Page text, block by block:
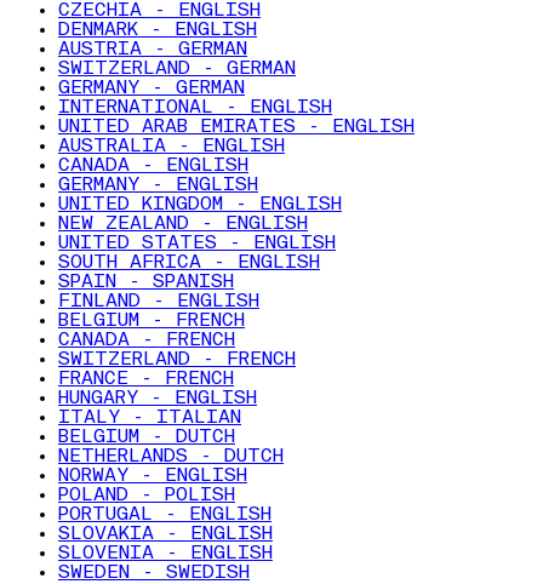
CZECHIA - ENGLISH
DENMARK - ENGLISH
AUSTRIA - GERMAN
SWITZERLAND - GERMAN
GERMANY - GERMAN
INTERNATIONAL - ENGLISH
UNITED ARAB EMIRATES - ENGLISH
AUSTRALIA - ENGLISH
CANADA - ENGLISH
GERMANY - ENGLISH
UNITED KINGDOM - ENGLISH
NEW ZEALAND - ENGLISH
UNITED STATES - ENGLISH
SOUTH AFRICA - ENGLISH
SPAIN - SPANISH
FINLAND - ENGLISH
BELGIUM - FRENCH
CANADA - FRENCH
SWITZERLAND - FRENCH
FRANCE - FRENCH
HUNGARY - ENGLISH
ITALY - ITALIAN
BELGIUM - DUTCH
NETHERLANDS - DUTCH
NORWAY - ENGLISH
POLAND - POLISH
PORTUGAL - ENGLISH
SLOVAKIA - ENGLISH
SLOVENIA - ENGLISH
SWEDEN - SWEDISH